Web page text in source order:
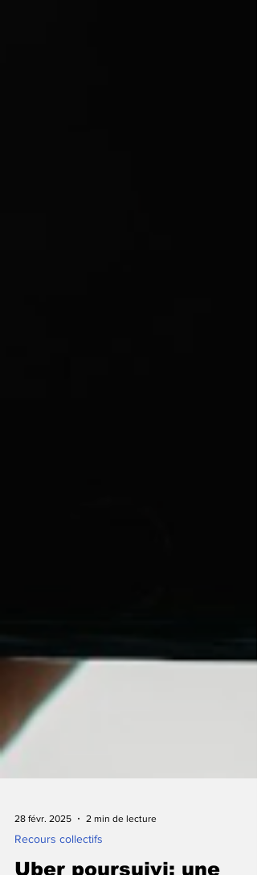
28 févr. 2025 2 min de lecture
Recours collectifs